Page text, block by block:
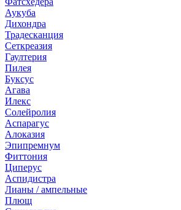
Аукуба
Дихондра
Традесканция
Сеткреазия
Гаултерия
Пилея
Буксус
Агава
Илекс
Солейролия
Аспарагус
Алоказия
Эпипремнум
Фиттония
Циперус
Аспидистра
Лианы / ампельные
Плющ